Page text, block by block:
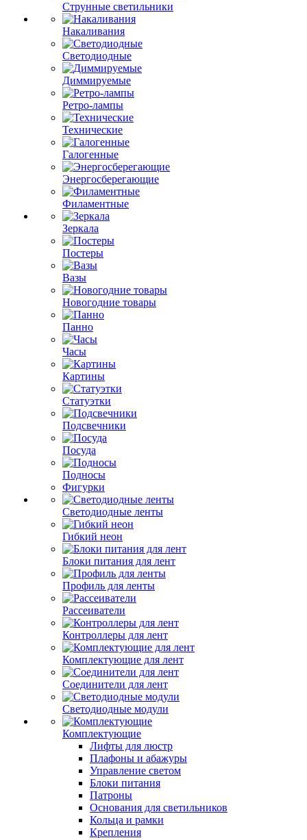
Струнные светильники
Накаливания
Светодиодные
Диммируемые
Ретро-лампы
Технические
Галогенные
Энергосберегающие
Филаментные
Зеркала
Постеры
Вазы
Новогодние товары
Панно
Часы
Картины
Статуэтки
Подсвечники
Посуда
Подносы
Фигурки
Светодиодные ленты
Гибкий неон
Блоки питания для лент
Профиль для ленты
Рассеиватели
Контроллеры для лент
Комплектующие для лент
Соединители для лент
Светодиодные модули
Комплектующие
Лифты для люстр
Плафоны и абажуры
Управление светом
Блоки питания
Патроны
Основания для светильников
Кольца и рамки
Крепления